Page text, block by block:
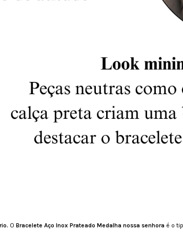
O Bracelete Aço Inox Prateado Medalha nossa senhora é o